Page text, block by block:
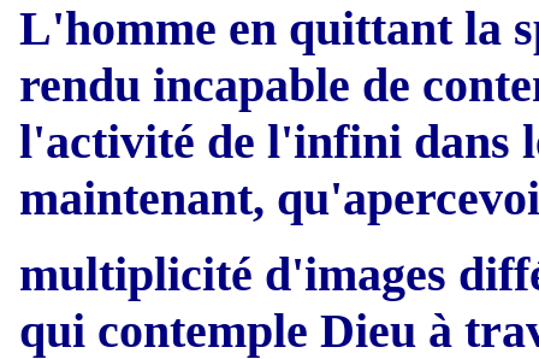
L'homme en quittant la
rendu incapable de
l'activité de l'infini dans
maintenant,
multiplicité d'images
qui contemple Dieu à